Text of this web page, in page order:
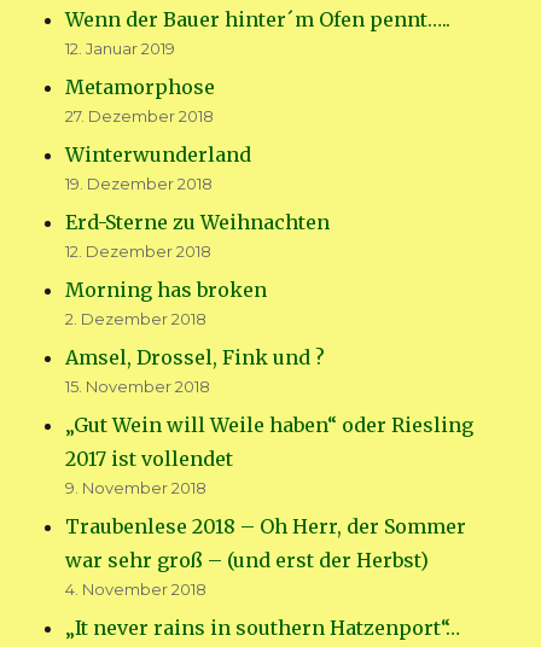
Wenn der Bauer hinter´m Ofen pennt…..
12. Januar 2019
Metamorphose
27. Dezember 2018
Winterwunderland
19. Dezember 2018
Erd-Sterne zu Weihnachten
12. Dezember 2018
Morning has broken
2. Dezember 2018
Amsel, Drossel, Fink und ?
15. November 2018
„Gut Wein will Weile haben“ oder Riesling
2017 ist vollendet
9. November 2018
Traubenlese 2018 – Oh Herr, der Sommer
war sehr groß – (und erst der Herbst)
4. November 2018
„It never rains in southern Hatzenport“…